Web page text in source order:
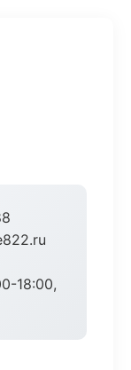
18:00,